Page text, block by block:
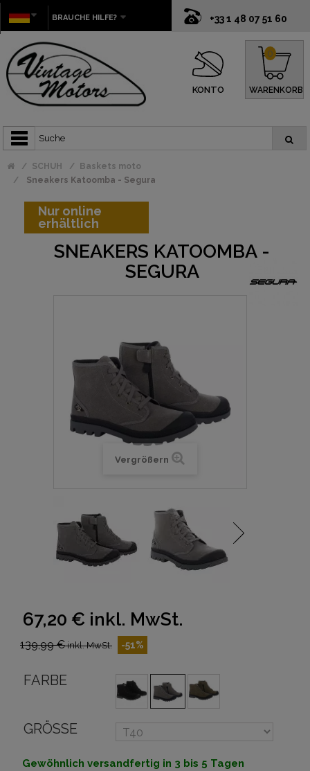
+33 1 48 07 51 60
BRAUCHE HILFE?
KONTO WARENKORB
0
SCHUH
Baskets moto
Sneakers Katoomba - Segura
Nur online
erhältlich
SNEAKERS KATOOMBA -
SEGURA
Vergrößern
67,20 € inkl. MwSt.
139,99 €inkl. MwSt. -51%
FARBE
GRÖSSE
Gewöhnlich versandfertig in 3 bis 5 Tagen